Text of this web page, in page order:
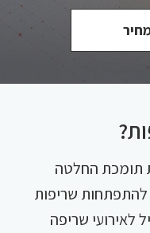
תומכת החלטה
להתפתחות שריפות
לאירועי שריפה